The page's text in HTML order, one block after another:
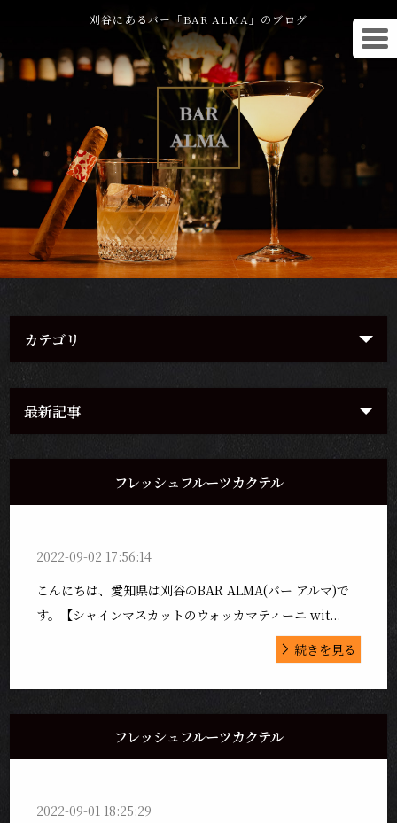
刈谷にあるバー「BAR ALMA」のブログ
カテゴリ
最新記事
フレッシュフルーツカクテル
2022-09-02 17:56:14
こんにちは、愛知県は刈谷のBAR ALMA(バー アルマ)で
す。【シャインマスカットのウォッカマティーニ wit...
続きを見る
フレッシュフルーツカクテル
2022-09-01 18:25:29